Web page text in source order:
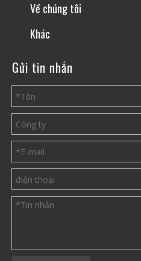
Về chúng tôi
Khác
Gửi tin nhắn